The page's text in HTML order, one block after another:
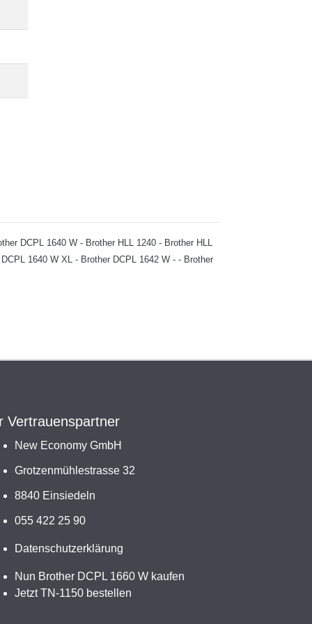
DCPL 1640 W - Brother HLL 1240 - Brother HLL
1640 W XL - Brother DCPL 1642 W - - Brother
Vertrauenspartner
New Economy GmbH
Grotzenmühlestrasse 32
8840 Einsiedeln
055 422 25 90
Datenschutzerklärung
Nun Brother DCPL 1660 W kaufen
Jetzt TN-1150 bestellen